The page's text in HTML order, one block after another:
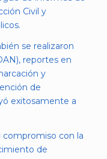
Civil y
se realizaron
reportes en
y
de
exitosamente a
compromiso con la
de